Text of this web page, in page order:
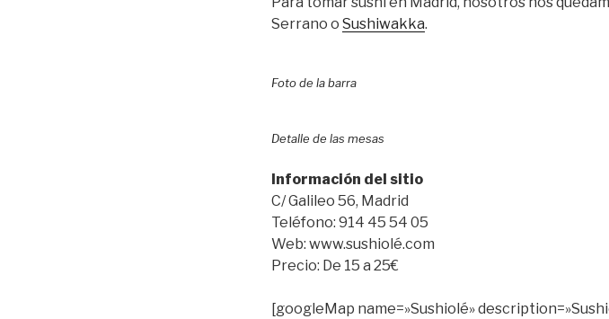
Serrano o Sushiwakka.
Foto de la barra
Detalle de las mesas
Información del sitio
C/ Galileo 56, Madrid
Teléfono: 914 45 54 05
Web: www.sushiolé.com
Precio: De 15 a 25€
[googleMap name=»Sushiolé»